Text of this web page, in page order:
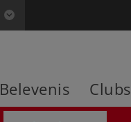
Belevenis Clubs